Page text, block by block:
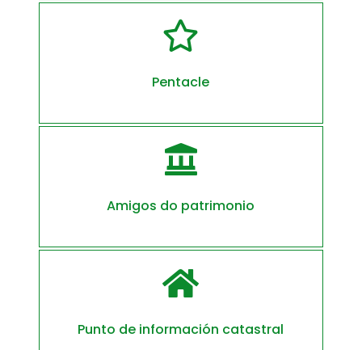

Pentacle

Amigos do patrimonio

Punto de información catastral